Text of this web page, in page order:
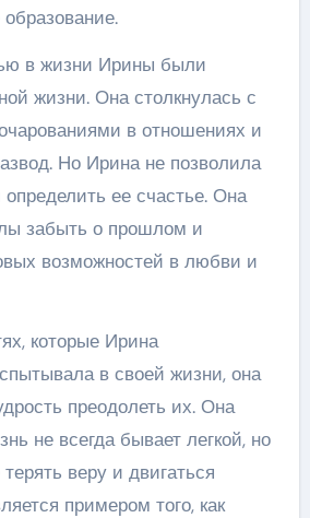
в жизни Ирины были
жизни. Она столкнулась с
в отношениях и
Но Ирина не позволила
ее счастье. Она
забыть о прошлом и
возможностей в любви и
которые Ирина
в своей жизни, она
преодолеть их. Она
не всегда бывает легкой, но
веру и двигаться
примером того, как